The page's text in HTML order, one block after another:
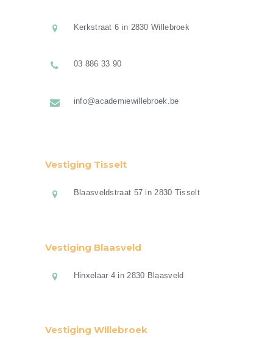
Kerkstraat 6 in 2830 Willebroek
03 886 33 90
info@academiewillebroek.be
Vestiging Tisselt
Blaasveldstraat 57 in 2830 Tisselt
Vestiging Blaasveld
Hinxelaar 4 in 2830 Blaasveld
Vestiging Willebroek